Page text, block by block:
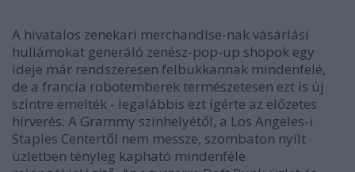
A hivatalos zenekari merchandise-nak vásárlási
hullámokat generáló zenész-pop-up shopok egy
ideje már rendszeresen felbukkannak mindenfelé,
de a francia robotemberek természetesen ezt is új
szintre emelték - legalábbis ezt ígérte az előzetes
hírverés. A Grammy színhelyétől, a Los Angeles-i
Staples Centertől nem messze, szombaton nyílt
üzletben tényleg kapható mindenféle